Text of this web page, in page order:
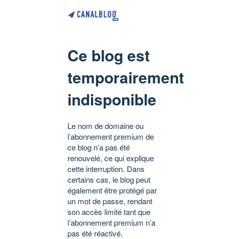
Ce blog est
temporairement
indisponible
Le nom de domaine ou
l’abonnement premium de
ce blog n’a pas été
renouvelé, ce qui explique
cette interruption. Dans
certains cas, le blog peut
également être protégé par
un mot de passe, rendant
son accès limité tant que
l’abonnement premium n’a
pas été réactivé.